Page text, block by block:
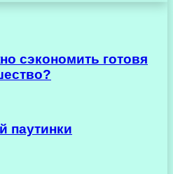
сэкономить готовя
паутинки